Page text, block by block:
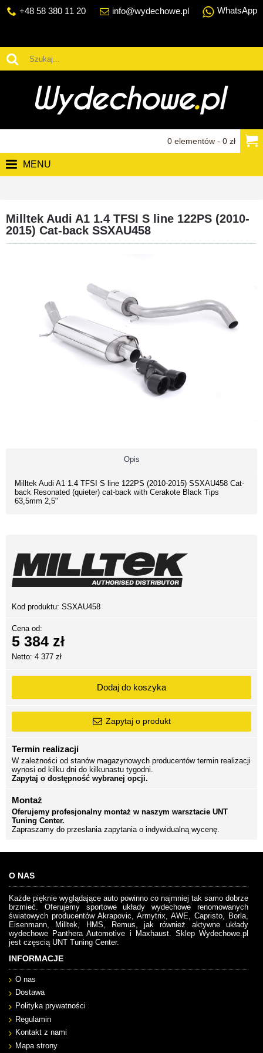
+48 58 380 11 20 info@wydechowe.pl WhatsApp
0 elementów - 0 zł
MENU
Milltek Audi A1 1.4 TFSI S line 122PS (2010-
2015) Cat-back SSXAU458
Opis
Milltek Audi A1 1.4 TFSI S line 122PS (2010-2015) SSXAU458 Cat-
back Resonated (quieter) cat-back with Cerakote Black Tips
63,5mm 2,5"
Kod produktu: SSXAU458
Cena od:
5 384 zł
Netto: 4 377 zł
Dodaj do koszyka
Zapytaj o produkt
Termin realizacji
W zależności od stanów magazynowych producentów termin realizacji
wynosi od kilku dni do kilkunastu tygodni.
Zapytaj o dostępność wybranej opcji.
Montaż
Oferujemy profesjonalny montaż w naszym warsztacie UNT
Tuning Center.
Zapraszamy do przesłania zapytania o indywidualną wycenę.
O NAS
Każde pięknie wyglądające auto powinno co najmniej tak samo dobrze
brzmieć. Oferujemy sportowe układy wydechowe renomowanych
światowych producentów Akrapovic, Armytrix, AWE, Capristo, Borla,
Eisenmann, Milltek, HMS, Remus, jak również aktywne układy
wydechowe Panthera Automotive i Maxhaust. Sklep Wydechowe.pl
jest częscią UNT Tuning Center.
INFORMACJE
O nas
Dostawa
Polityka prywatności
Regulamin
Kontakt z nami
Mapa strony